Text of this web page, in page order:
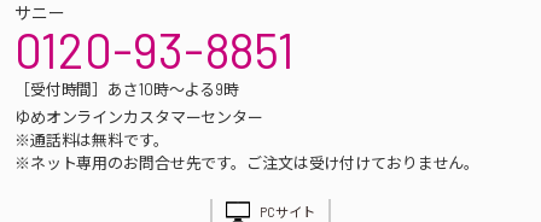
サニー
0120-93-8851
［受付時間］あさ10時～よる9時
ゆめオンラインカスタマーセンター
※通話料は無料です。
※ネット専用のお問合せ先です。ご注文は受け付けておりません。
PCサイト